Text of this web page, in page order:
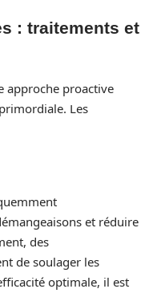
: traitements et
approche proactive
Les
et réduire
des
de soulager les
optimale, il est